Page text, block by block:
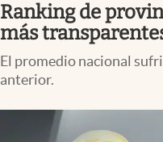
Negocios
Columnistas
Apertura
Ranking de
más
El promedio nacional
anterior.